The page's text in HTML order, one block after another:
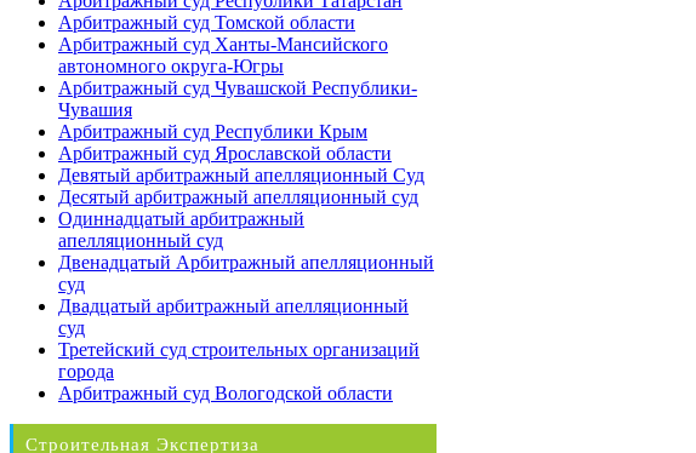
Арбитражный суд Томской области
Арбитражный суд Ханты-Мансийского
автономного округа-Югры
Арбитражный суд Чувашской Республики-
Чувашия
Арбитражный суд Республики Крым
Арбитражный суд Ярославской области
Девятый арбитражный апелляционный Суд
Десятый арбитражный апелляционный суд
Одиннадцатый арбитражный
апелляционный суд
Двенадцатый Арбитражный апелляционный
суд
Двадцатый арбитражный апелляционный
суд
Третейский суд строительных организаций
города
Арбитражный суд Вологодской области
Строительная Экспертиза